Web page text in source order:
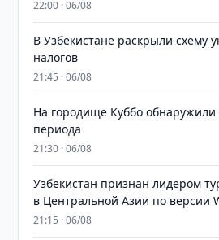
22:00 · 06/08
В Узбекистане раскрыли схему
налогов
21:45 · 06/08
На городище Куббо обнаружили
периода
21:30 · 06/08
Узбекистан признан лидером
в Центральной Азии по версии
21:15 · 06/08